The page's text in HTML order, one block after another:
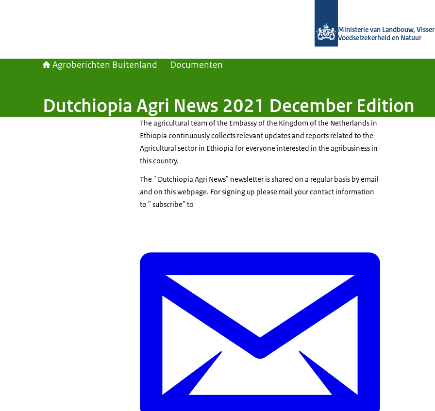
Ministerie van Landbouw,
Voedselzekerheid en Natuur
Agroberichten Buitenland Documenten
Dutchiopia Agri News 2021 December Edition
The agricultural team of the Embassy of the Kingdom of the Netherlands in
Ethiopia continuously collects relevant updates and reports related to the
Agricultural sector in Ethiopia for everyone interested in the agribusiness in
this country.
The " Dutchiopia Agri News" newsletter is shared on a regular basis by email
and on this webpage. For signing up please mail your contact information
to " subscribe" to